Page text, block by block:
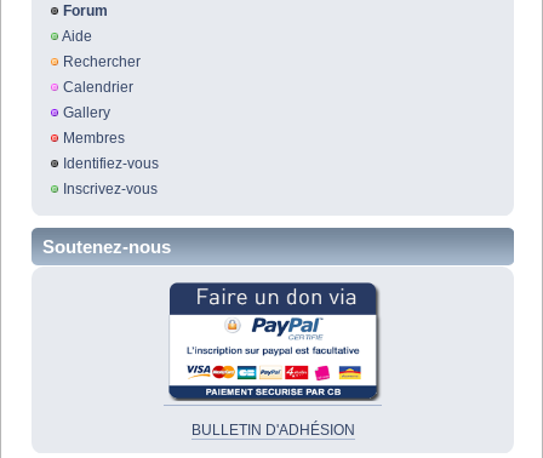
Forum
Aide
Rechercher
Calendrier
Gallery
Membres
Identifiez-vous
Inscrivez-vous
Soutenez-nous
BULLETIN D'ADHÉSION